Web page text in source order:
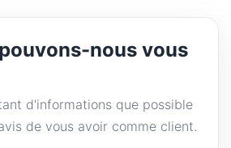
nous vous
d'informations que possible
de vous avoir comme client.